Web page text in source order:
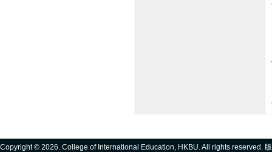
Copyright © 2026. College of International Education, HKBU. All rights reserved.